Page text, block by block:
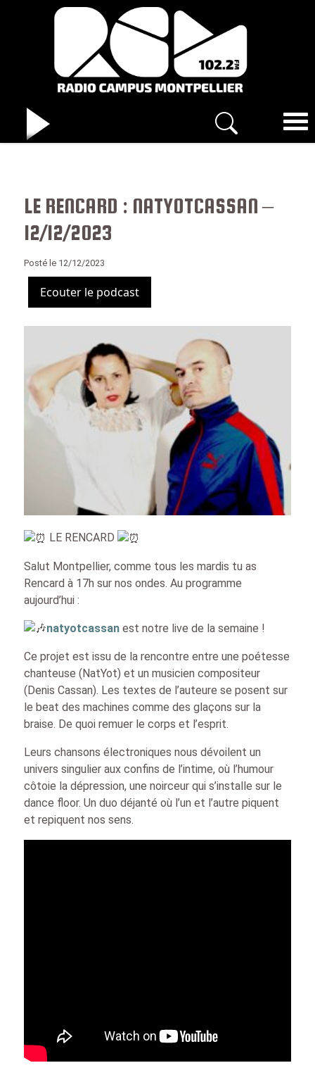
LE RENCARD : NATYOTCASSAN –
12/12/2023
Posté le 12/12/2023
Ecouter le podcast
LE RENCARD
Salut Montpellier, comme tous les mardis tu as
Rencard à 17h sur nos ondes. Au programme
aujourd’hui :
natyotcassan est notre live de la semaine !
Ce projet est issu de la rencontre entre une poétesse
chanteuse (NatYot) et un musicien compositeur
(Denis Cassan). Les textes de l’auteure se posent sur
le beat des machines comme des glaçons sur la
braise. De quoi remuer le corps et l’esprit.
Leurs chansons électroniques nous dévoilent un
univers singulier aux confins de l’intime, où l’humour
côtoie la dépression, une noirceur qui s’installe sur le
dance floor. Un duo déjanté où l’un et l’autre piquent
et repiquent nos sens.